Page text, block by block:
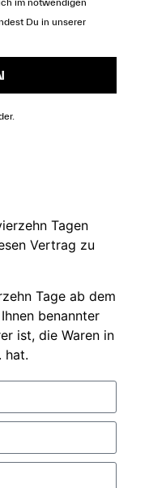
Du in unserer
Tagen
Vertrag zu
Tage ab dem
benannter
ist, die Waren in
hat.